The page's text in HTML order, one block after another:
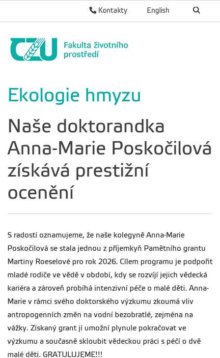
English
Kontakty
Ekologie hmyzu
Naše doktorandka
Anna-Marie Poskočilová
získává prestižní
ocenění
S radostí oznamujeme, že naše kolegyně Anna-Marie
Poskočilová se stala jednou z příjemkyň Pamětního grantu
Martiny Roeselové pro rok 2026. Cílem programu je podpořit
mladé rodiče ve vědě v období, kdy se rozvíjí jejich vědecká
kariéra a zároveň probíhá intenzivní péče o malé děti. Anna-
Marie v rámci svého doktorského výzkumu zkoumá vliv
antropogenních změn na vodní bezobratlé, zejména na
vážky. Získaný grant jí umožní plynule pokračovat ve
výzkumu a současně skloubit vědeckou práci s péčí o dvě
malé děti. GRATULUJEME!!!